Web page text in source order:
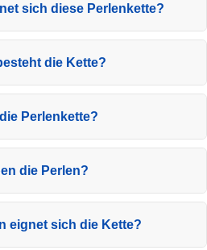
sich diese Perlenkette?
die Kette?
Perlenkette?
die Perlen?
eignet sich die Kette?